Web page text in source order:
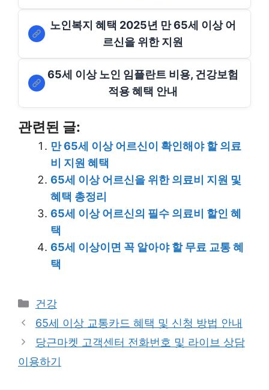
노인복지 혜택 2025년 만 65세 이상 어
르신을 위한 지원
65세 이상 노인 임플란트 비용, 건강보험
적용 혜택 안내
관련된 글:
만 65세 이상 어르신이 확인해야 할 의료
비 지원 혜택
65세 이상 어르신을 위한 의료비 지원 및
혜택 총정리
65세 이상 어르신의 필수 의료비 할인 혜
택
65세 이상이면 꼭 알아야 할 무료 교통 혜
택
Categories
건강
65세 이상 교통카드 혜택 및 신청 방법 안내
당근마켓 고객센터 전화번호 및 라이브 상담
이용하기